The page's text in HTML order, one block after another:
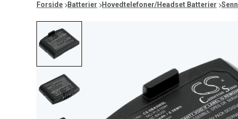
Forside Batterier Hovedtelefoner/Headset Batterier